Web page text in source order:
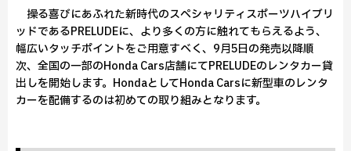
操る喜びにあふれた新時代のスペシャリティスポーツハイブリ
ッドであるPRELUDEに、より多くの方に触れてもらえるよう、
幅広いタッチポイントをご用意すべく、9月5日の発売以降順
次、全国の一部のHonda Cars店舗にてPRELUDEのレンタカー貸
出しを開始します。HondaとしてHonda Carsに新型車のレンタ
カーを配備するのは初めての取り組みとなります。